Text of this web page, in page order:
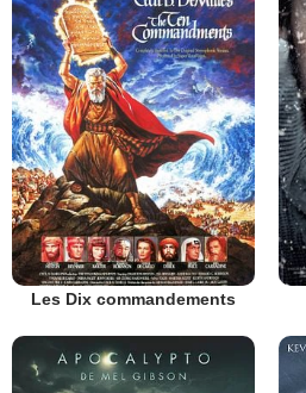
Les Dix commandements